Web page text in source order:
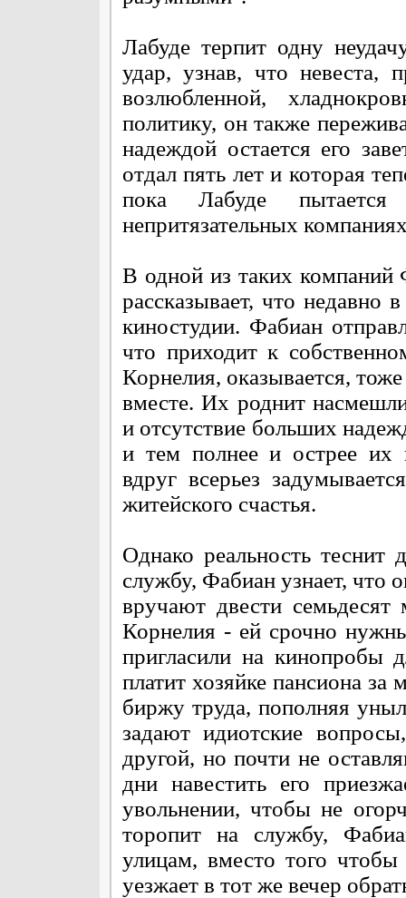
Лабуде терпит одну
удар, узнав, что невеста,
возлюбленной,
политику, он также
надеждой остается его
отдал пять лет и которая
пока Лабуде
непритязательных
В одной из таких компаний
рассказывает, что недавно
киностудии. Фабиан
что приходит к
Корнелия, оказывается,
вместе. Их роднит
и отсутствие больших
и тем полнее и острее их
вдруг всерьез
житейского счастья.
Однако реальность
службу, Фабиан узнает, что
вручают двести
Корнелия - ей срочно
пригласили на кинопробы
платит хозяйке пансиона
биржу труда, пополняя
задают идиотские
другой, но почти не
дни навестить его
увольнении, чтобы не
торопит на службу,
улицам, вместо того
уезжает в тот же вечер